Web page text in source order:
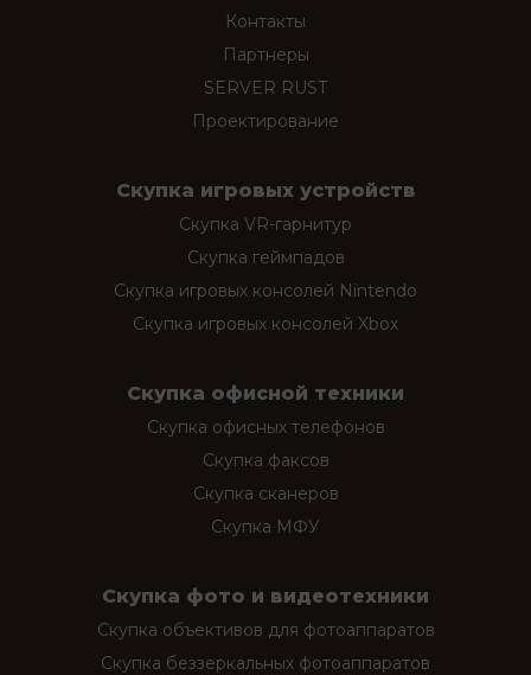
Контакты
Партнеры
SERVER RUST
Проектирование
Скупка игровых устройств
Скупка VR-гарнитур
Скупка геймпадов
Скупка игровых консолей Nintendo
Скупка игровых консолей Xbox
Скупка офисной техники
Скупка офисных телефонов
Скупка факсов
Скупка сканеров
Скупка МФУ
Скупка фото и видеотехники
Скупка объективов для фотоаппаратов
Скупка беззеркальных фотоаппаратов